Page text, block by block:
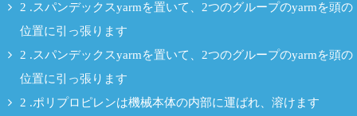
2 .スパンデックスyarmを置いて、2つのグループのyarmを頭の
位置に引っ張ります
2 .スパンデックスyarmを置いて、2つのグループのyarmを頭の
位置に引っ張ります
2 .ポリプロピレンは機械本体の内部に運ばれ、溶けます